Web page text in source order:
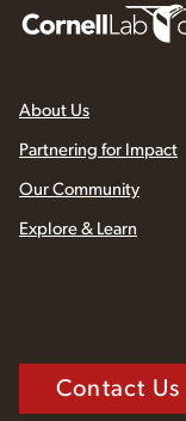
About Us
Partnering for Impact
Our Community
Explore & Learn
Contact Us